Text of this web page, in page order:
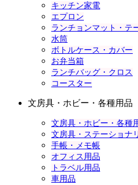
キッチン家電
エプロン
ランチョンマット・テ
水筒
ボトルケース・カバー
お弁当箱
ランチバッグ・クロス
コースター
文房具・ホビー・各種用品
文房具・ホビー・各種
文房具・ステーショナ
手帳・メモ帳
オフィス用品
トラベル用品
車用品